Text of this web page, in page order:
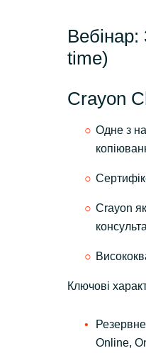
Вебінар:
time)
Crayon
Одне з
Crayon
Ключові
Online,